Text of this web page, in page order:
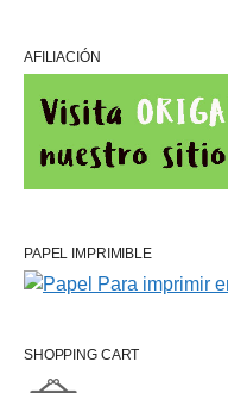
AFILIACIÓN
PAPEL IMPRIMIBLE
SHOPPING CART